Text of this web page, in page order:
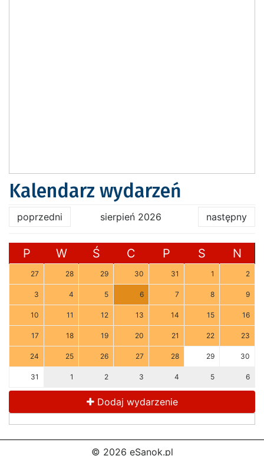
Kalendarz wydarzeń
poprzedni sierpień 2026 następny
P W Ś C P S N
27 28 29 30 31 1 2
3 4 5 6 7 8 9
10 11 12 13 14 15 16
17 18 19 20 21 22 23
24 25 26 27 28 29 30
31 1 2 3 4 5 6
Dodaj wydarzenie
© 2026 eSanok.pl